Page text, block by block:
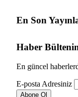
En Son
Haber
En güncel
E-posta Adresiniz